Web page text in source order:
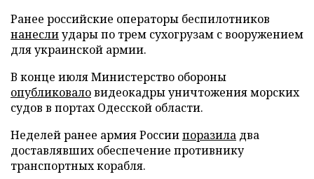
Ранее российские операторы беспилотников
нанеслиудары по трем сухогрузам с вооружением
для украинской армии.
В конце июля Министерство обороны
опубликоваловидеокадры уничтожения морских
судов в портах Одесской области.
Неделей ранее армия Россиипоразила два
доставлявших обеспечение противнику
транспортных корабля.